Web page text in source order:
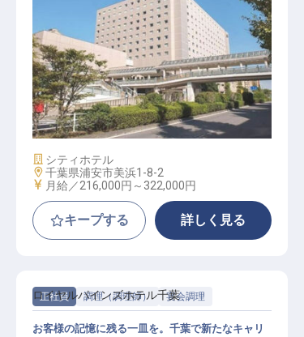
調理スタッフ【オリエンタルホテル
東京ベイ】
施設業態
シティホテル
勤務地
千葉県浦安市美浜1-8-2
給与
月給／216,000円～ 322,000円
キープする 詳しく見る
正社員 調理（調理師） 宴会調理
ロイヤルパインズホテル千葉
お客様の記憶に残る一皿を。千葉で新たなキャリ